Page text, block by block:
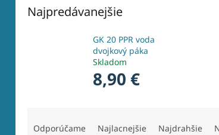
Najpredávanejšie
GK 20 PPR voda
dvojkový páka
Skladom
8,90 €
Odporúčame Najlacnejšie Najdrahšie